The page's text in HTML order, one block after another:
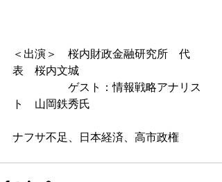
＜出演＞　桜内財政金融研究所　代
表　桜内文城
ゲスト：情報戦略アナリス
ト　山岡鉄秀氏
ナフサ不足、日本経済、高市政権